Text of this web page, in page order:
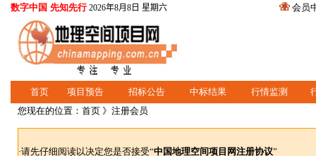
数字中国 先知先行 2026年8月8日 星期六 会员
首页 项目预告 招标公告 中标结果 行情监测
您现在的位置： 首页 》注册会员
·请先仔细阅读以决定您是否接受“中国地理空间项目网注册协议”